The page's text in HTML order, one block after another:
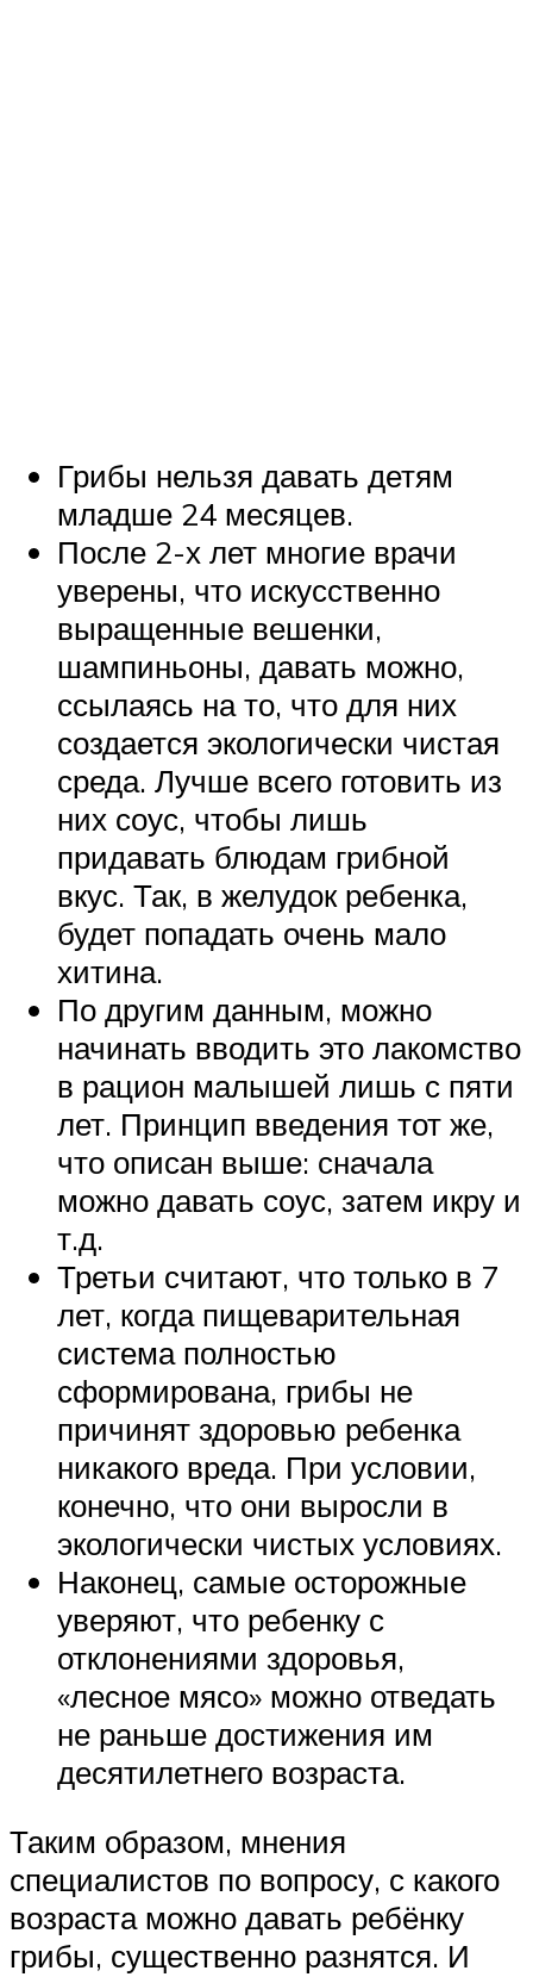
Грибы нельзя давать детям
младше 24 месяцев.
После 2-х лет многие врачи
уверены, что искусственно
выращенные вешенки,
шампиньоны, давать можно,
ссылаясь на то, что для них
создается экологически чистая
среда. Лучше всего готовить из
них соус, чтобы лишь
придавать блюдам грибной
вкус. Так, в желудок ребенка,
будет попадать очень мало
хитина.
По другим данным, можно
начинать вводить это лакомство
в рацион малышей лишь с пяти
лет. Принцип введения тот же,
что описан выше: сначала
можно давать соус, затем икру и
т.д.
Третьи считают, что только в 7
лет, когда пищеварительная
система полностью
сформирована, грибы не
причинят здоровью ребенка
никакого вреда. При условии,
конечно, что они выросли в
экологически чистых условиях.
Наконец, самые осторожные
уверяют, что ребенку с
отклонениями здоровья,
«лесное мясо» можно отведать
не раньше достижения им
десятилетнего возраста.
Таким образом, мнения
специалистов по вопросу, с какого
возраста можно давать ребёнку
грибы, существенно разнятся. И